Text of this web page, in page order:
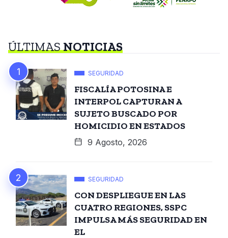
ÚLTIMASNOTICIAS
SEGURIDAD
FISCALÍA POTOSINA E
INTERPOL CAPTURAN A
SUJETO BUSCADO POR
HOMICIDIO EN ESTADOS
9 Agosto, 2026
SEGURIDAD
CON DESPLIEGUE EN LAS
CUATRO REGIONES, SSPC
IMPULSA MÁS SEGURIDAD EN
EL